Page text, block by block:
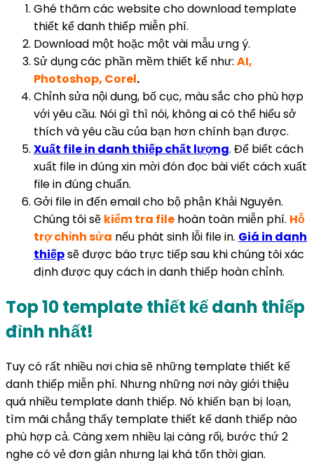
Ghé thăm các website cho download template
thiết kế danh thiếp miễn phí.
Download một hoặc một vài mẫu ưng ý.
Sử dụng các phần mềm thiết kế như: AI,
Photoshop, Corel.
Chỉnh sửa nội dung, bố cục, màu sắc cho phù hợp
với yêu cầu. Nói gì thì nói, không ai có thể hiểu sở
thích và yêu cầu của bạn hơn chính bạn được.
Xuất file in danh thiếp chất lượng. Để biết cách
xuất file in đúng xin mời đón đọc bài viết cách xuất
file in đúng chuẩn.
Gởi file in đến email cho bộ phận Khải Nguyên.
Chúng tôi sẽ kiểm tra file hoàn toàn miễn phí. Hỗ
trợ chỉnh sửa nếu phát sinh lỗi file in. Giá in danh
thiếpsẽ được báo trực tiếp sau khi chúng tôi xác
định được quy cách in danh thiếp hoàn chỉnh.
Top 10 template thiết kế danh thiếp
đỉnh nhất!
Tuy có rất nhiều nơi chia sẽ những template thiết kế
danh thiếp miễn phí. Nhưng những nơi này giới thiệu
quá nhiều template danh thiếp. Nó khiến bạn bị loạn,
tìm mãi chẳng thấy template thiết kế danh thiếp nào
phù hợp cả. Càng xem nhiều lại càng rối, bước thứ 2
nghe có vẻ đơn giản nhưng lại khá tốn thời gian.